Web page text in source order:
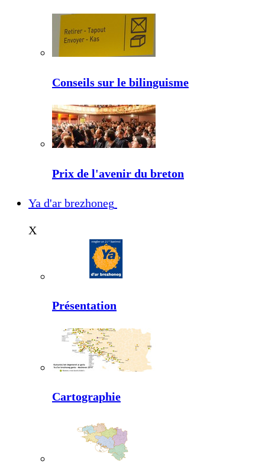
Conseils sur le bilinguisme
Prix de l'avenir du breton
Ya d'ar brezhoneg
X
Présentation
Cartographie